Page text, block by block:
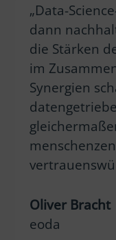
„Data-
dann
die Stärken
im
Synergien
Oliver Bracht
eoda